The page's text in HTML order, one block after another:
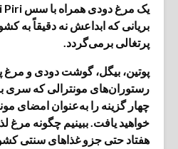
بریانی که ابداعش نه دقیقاً به
پرتغالی برمی‌گردد.
پوتین، بیگل، گوشت دودی و مرغ
رستوران‌های مونترالی که سری
چهار گزینه را به‌عنوان امضای
خواهید یافت. ببینیم چگونه مرغ
هفتاد حتی جزو غذاهای سنتی